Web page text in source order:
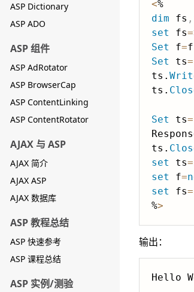
ASP Dictionary
ASP ADO
ASP 组件
ASP AdRotator
ASP BrowserCap
ASP ContentLinking
ASP ContentRotator
AJAX 与 ASP
AJAX 简介
AJAX ASP
AJAX 数据库
ASP 教程总结
ASP 快速参考
ASP 课程总结
ASP 实例/测验
<
dim fs ,
set
fs=
Set
f=
Set
ts=
ts.
ts.
Set ts=
ts.
set
ts=
set
f=
set
fs=
%>
输出：